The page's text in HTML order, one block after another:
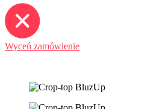
Wyceń zamówienie